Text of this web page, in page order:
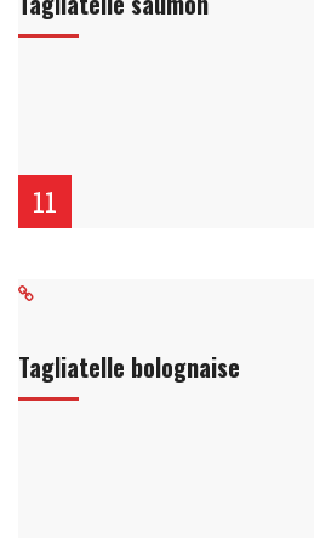
11
Tagliatelle bolognaise